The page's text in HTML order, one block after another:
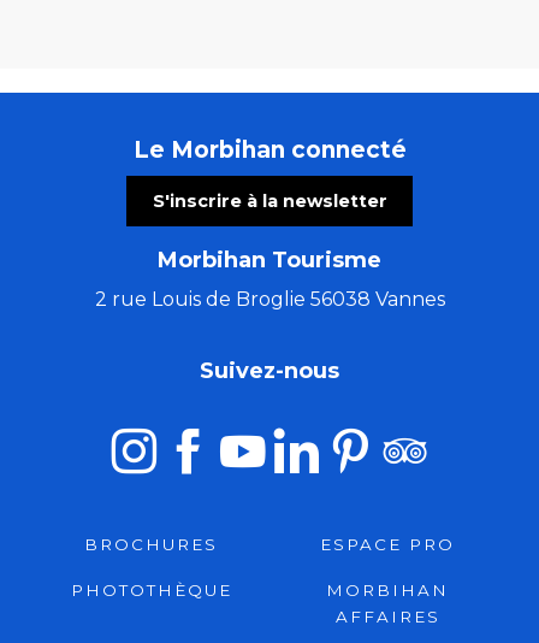
Le Morbihan connecté
S'inscrire à la newsletter
Morbihan Tourisme
2 rue Louis de Broglie 56038 Vannes
Suivez-nous
BROCHURES ESPACE PRO
PHOTOTHÈQUE
MORBIHAN
AFFAIRES